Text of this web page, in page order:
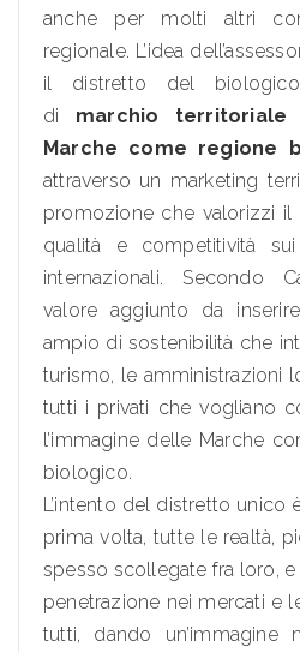
anche per molti altri
regionale. L’idea
il distretto del
di marchio
Marche come regione
attraverso un marketing
promozione che valorizzi
qualità e competitività
internazionali.
valore aggiunto da
ampio di sostenibilità che
turismo, le amministrazioni
tutti i privati che vogliano
l’immagine delle Marche
biologico.
L’intento del distretto unico
prima volta, tutte le realtà,
spesso scollegate fra loro,
penetrazione nei mercati e
tutti, dando